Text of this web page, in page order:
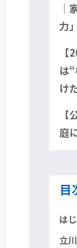
｜
力」
は
け
庭
目
は
立